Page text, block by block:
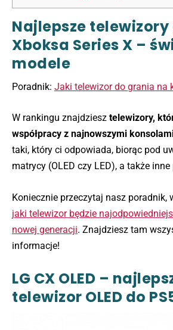
Najlepsze telewizory
Xboksa Series X –
modele
Poradnik: Jaki telewizor do grania na
W rankingu znajdziesz telewizory,
współpracy z najnowszymi
taki, który ci odpowiada, biorąc pod
matrycy (OLED czy LED), a także
Koniecznie przeczytaj nasz poradnik,
jaki telewizor będzie
nowej generacji. Znajdziesz tam
informacje!
LG CX OLED –
telewizor OLED do